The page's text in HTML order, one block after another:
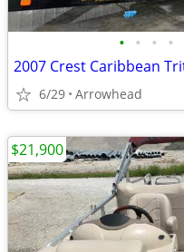
• • • •
6/29 Arrowhead
$21,900